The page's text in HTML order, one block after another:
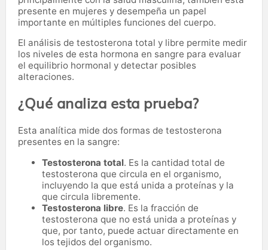
presente en mujeres y desempeña un papel
importante en múltiples funciones del cuerpo.
El análisis de testosterona total y libre permite medir
los niveles de esta hormona en sangre para evaluar
el equilibrio hormonal y detectar posibles
alteraciones.
¿Qué analiza esta prueba?
Esta analítica mide dos formas de testosterona
presentes en la sangre:
Testosterona total. Es la cantidad total de
testosterona que circula en el organismo,
incluyendo la que está unida a proteínas y la
que circula libremente.
Testosterona libre. Es la fracción de
testosterona que no está unida a proteínas y
que, por tanto, puede actuar directamente en
los tejidos del organismo.